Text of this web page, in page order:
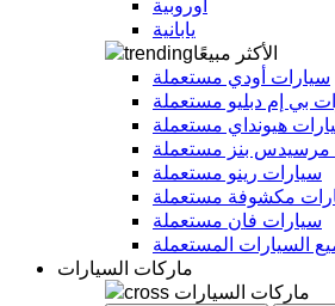
أوروبية
يابانية
الأكثر مبيعًا
سيارات أودي مستعملة
بي إم دبليو مستعملة
هيونداي مستعملة
مرسيدس بنز مستعملة
سيارات رينو مستعملة
مكشوفة مستعملة
سيارات فان مستعملة
السيارات المستعملة
ماركات السيارات
ماركات السيارات